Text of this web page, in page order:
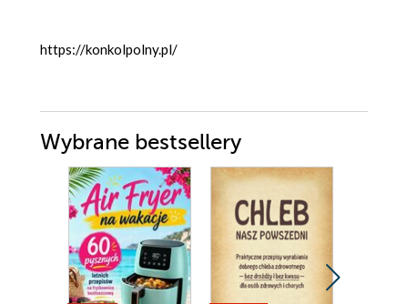
https://konkolpolny.pl/
Wybrane bestsellery